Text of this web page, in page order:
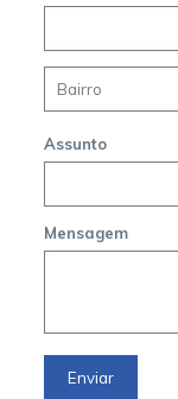
Assunto
Mensagem